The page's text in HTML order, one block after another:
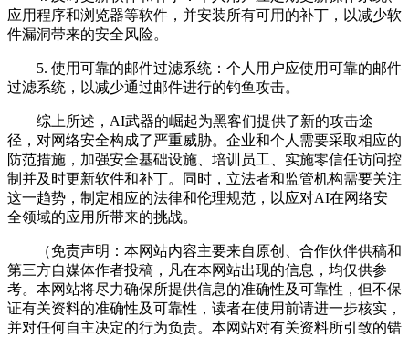
应用程序和浏览器等软件，并安装所有可用的补丁，以减少软
件漏洞带来的安全风险。
5. 使用可靠的邮件过滤系统：个人用户应使用可靠的邮件
过滤系统，以减少通过邮件进行的钓鱼攻击。
综上所述，AI武器的崛起为黑客们提供了新的攻击途
径，对网络安全构成了严重威胁。企业和个人需要采取相应的
防范措施，加强安全基础设施、培训员工、实施零信任访问控
制并及时更新软件和补丁。同时，立法者和监管机构需要关注
这一趋势，制定相应的法律和伦理规范，以应对AI在网络安
全领域的应用所带来的挑战。
（免责声明：本网站内容主要来自原创、合作伙伴供稿和
第三方自媒体作者投稿，凡在本网站出现的信息，均仅供参
考。本网站将尽力确保所提供信息的准确性及可靠性，但不保
证有关资料的准确性及可靠性，读者在使用前请进一步核实，
并对任何自主决定的行为负责。本网站对有关资料所引致的错